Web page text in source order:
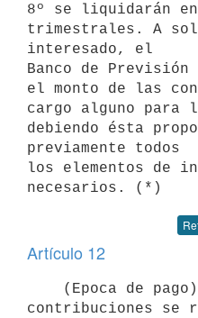
8º se liquidarán
trimestrales. A
interesado, el
Banco de
el monto de las
cargo alguno para
debiendo ésta
previamente todos
los elementos de
Artículo 12
contribuciones se